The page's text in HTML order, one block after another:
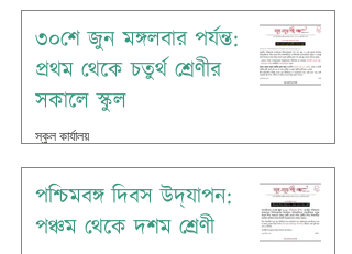
৩০শে জুন মঙ্গলবার পর্যন্ত:
প্রথম থেকে চতুর্থ শ্রেণীর
সকালে স্কুল
স্কুল কার্যালয়
পশ্চিমবঙ্গ দিবস উদ্‌যাপন:
পঞ্চম থেকে দশম শ্রেণী